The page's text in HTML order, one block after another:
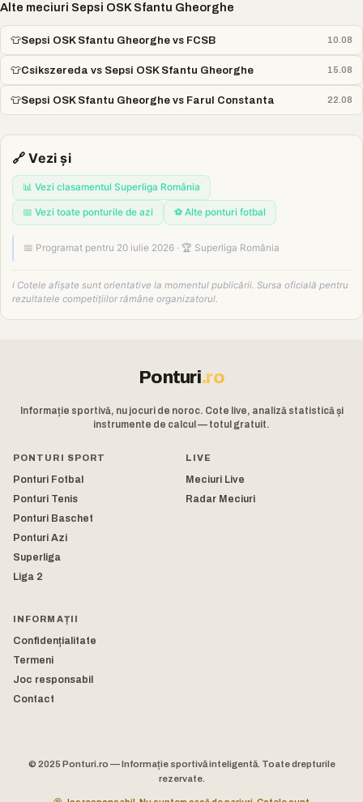
Alte meciuri Sepsi OSK Sfantu Gheorghe
👕Sepsi OSK Sfantu Gheorghe vs FCSB 10.08
👕Csikszereda vs Sepsi OSK Sfantu Gheorghe 15.08
👕Sepsi OSK Sfantu Gheorghe vs Farul Constanta 22.08
🔗 Vezi și
📊 Vezi clasamentul Superliga România
📅 Vezi toate ponturile de azi ⚽ Alte ponturi fotbal
📅 Programat pentru 20 iulie 2026 · 🏆 Superliga România
ℹ️ Cotele afișate sunt orientative la momentul publicării. Sursa oficială pentru
rezultatele competițiilor rămâne organizatorul.
Ponturi.ro
Informație sportivă, nu jocuri de noroc. Cote live, analiză statistică și
instrumente de calcul — totul gratuit.
PONTURI SPORT
Ponturi Fotbal
Ponturi Tenis
Ponturi Baschet
Ponturi Azi
Superliga
Liga 2
LIVE
Meciuri Live
Radar Meciuri
INFORMAȚII
Confidențialitate
Termeni
Joc responsabil
Contact
© 2025 Ponturi.ro — Informație sportivă inteligentă. Toate drepturile
rezervate.